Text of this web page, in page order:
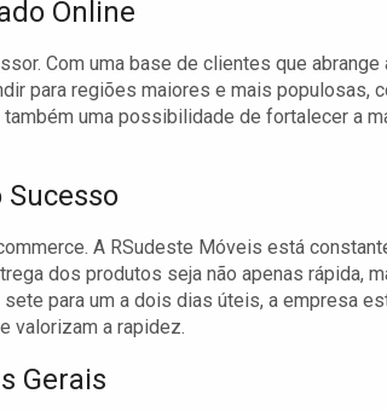
Online
Com uma base de clientes que abrange
para regiões maiores e mais populosas,
uma possibilidade de fortalecer a
Sucesso
A RSudeste Móveis está
dos produtos seja não apenas rápida,
para um a dois dias úteis, a empresa
valorizam a rapidez.
Gerais